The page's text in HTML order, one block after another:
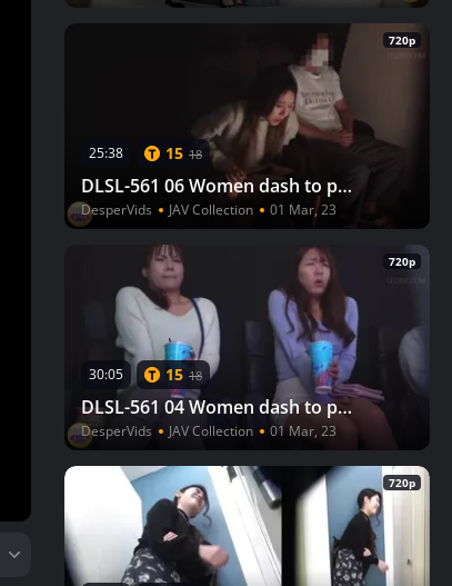
720p
25:38 15 18
DLSL-561 06 Women dash to pee after watching a movie, but there is a line to the toilet.
DesperVids JAV Collection 01 Mar, 23
720p
30:05 15 18
DLSL-561 04 Women dash to pee after watching a movie, but there is a line to the toilet.
DesperVids JAV Collection 01 Mar, 23
720p